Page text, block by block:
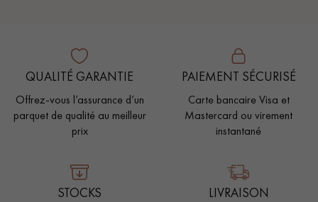
QUALITÉ GARANTIE
Offrez-vous l’assurance d’un
parquet de qualité au meilleur
prix
PAIEMENT SÉCURISÉ
Carte bancaire Visa et
Mastercard ou virement
instantané
STOCKS LIVRAISON